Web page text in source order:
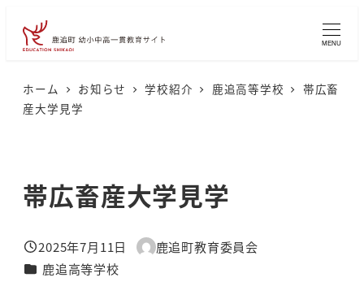
MENU
ホーム お知らせ 学校紹介 鹿追高等学校
帯広畜
産大学見学
帯広畜産大学見学
投稿日
2025年7月11日
著
鹿追町教育委員会
カテゴリー
鹿追高等学校